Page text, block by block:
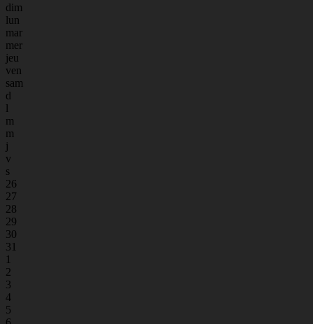
dim
lun
mar
mer
jeu
ven
sam
d
l
m
m
j
v
s
26
27
28
29
30
31
1
2
3
4
5